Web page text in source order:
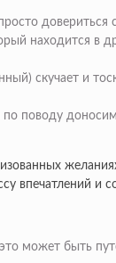
довериться
находится в
скучает и
поводу
впечатлений и
может быть